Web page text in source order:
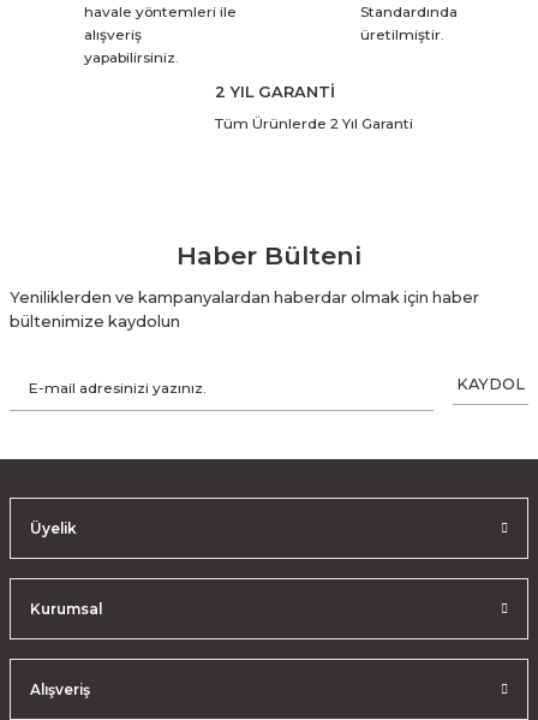
havale yöntemleri ile
alışveriş
yapabilirsiniz.
Standardında
üretilmiştir.
2 YIL GARANTİ
Tüm Ürünlerde 2 Yıl Garanti
Haber Bülteni
Yeniliklerden ve kampanyalardan haberdar olmak için haber
bültenimize kaydolun
KAYDOL
Üyelik
Kurumsal
Alışveriş